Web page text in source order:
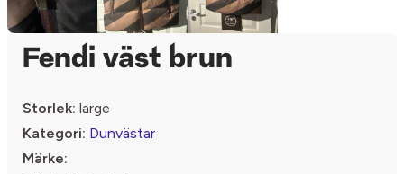
Fendi väst brun
Storlek: large
Kategori: Dunvästar
Märke: